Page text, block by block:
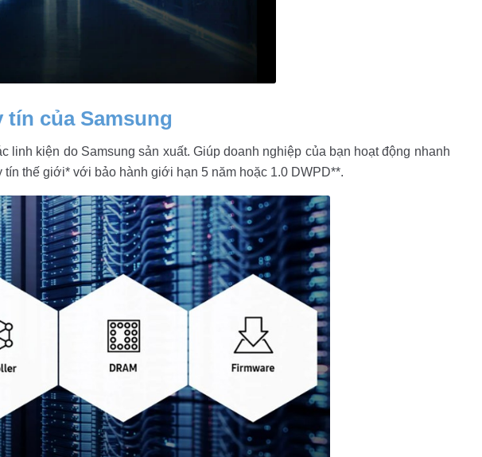
của Samsung
kiện do Samsung sản xuất. Giúp doanh nghiệp của bạn hoạt động nhanh
thế giới* với bảo hành giới hạn 5 năm hoặc 1.0 DWPD**.